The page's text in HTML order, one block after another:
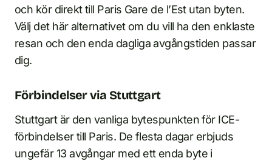
och kör direkt till Paris Gare de l’Est utan byten.
Välj det här alternativet om du vill ha den enklaste
resan och den enda dagliga avgångstiden passar
dig.
Förbindelser via Stuttgart
Stuttgart är den vanliga bytespunkten för ICE-
förbindelser till Paris. De flesta dagar erbjuds
ungefär 13 avgångar med ett enda byte i